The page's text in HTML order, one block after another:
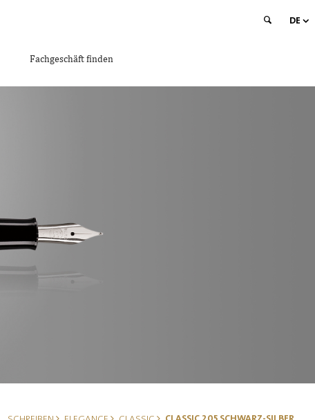
DE
Fachgeschäft finden